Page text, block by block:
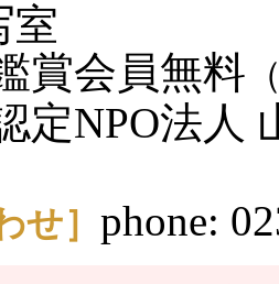
室
賞会員無料
定NPO法人
せ］ phone: